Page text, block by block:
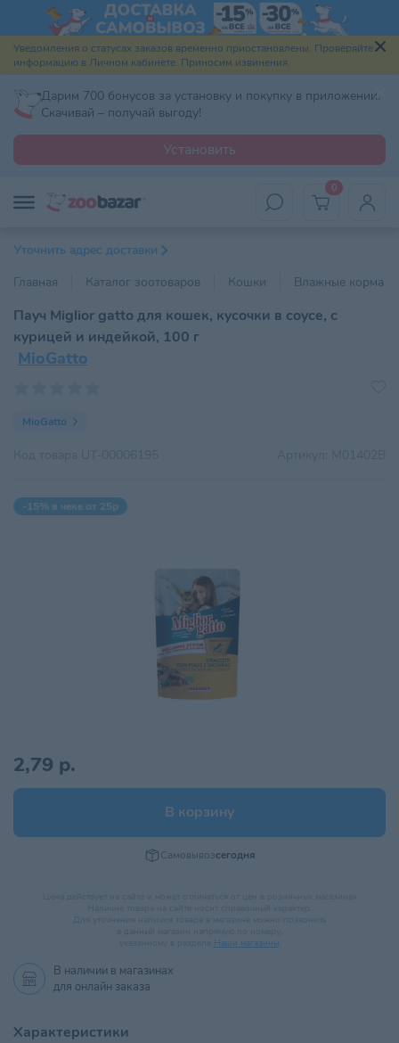
Уведомления о статусах заказов временно приостановлены. Проверяйте
информацию в Личном кабинете. Приносим извинения.
Дарим 700 бонусов за установку и покупку в приложении.
Скачивай – получай выгоду!
Установить
0
Уточнить адрес доставки
Главная
Каталог зоотоваров Кошки Влажные корма
Пауч Miglior gatto для кошек, кусочки в соусе, с
курицей и индейкой, 100 г
MioGatto
MioGatto
-15% в чеке от 25р
2,79 р.
В корзину
Самовывозсегодня
Наши магазины.
В наличии в магазинах
для онлайн заказа
Характеристики